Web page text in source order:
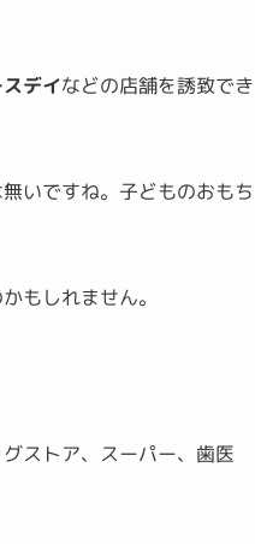
デイなどの店舗を誘致でき
いですね。子どものおもち
もしれません。
ストア、スーパー、歯医